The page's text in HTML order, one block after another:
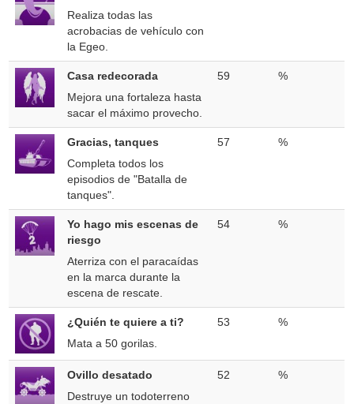
Realiza todas las
acrobacias de vehículo con
la Egeo.
Casa redecorada
Mejora una fortaleza hasta
sacar el máximo provecho.
59 %
Gracias, tanques
Completa todos los
episodios de "Batalla de
tanques".
57 %
Yo hago mis escenas de
riesgo
Aterriza con el paracaídas
en la marca durante la
escena de rescate.
54 %
¿Quién te quiere a ti?
Mata a 50 gorilas.
53 %
Ovillo desatado
Destruye un todoterreno
52 %